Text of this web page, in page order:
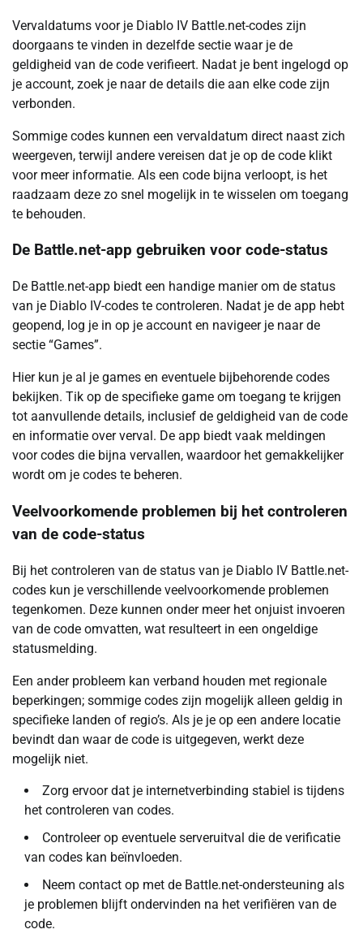
Vervaldatums voor je Diablo IV Battle.net-codes zijn
doorgaans te vinden in dezelfde sectie waar je de
geldigheid van de code verifieert. Nadat je bent ingelogd op
je account, zoek je naar de details die aan elke code zijn
verbonden.
Sommige codes kunnen een vervaldatum direct naast zich
weergeven, terwijl andere vereisen dat je op de code klikt
voor meer informatie. Als een code bijna verloopt, is het
raadzaam deze zo snel mogelijk in te wisselen om toegang
te behouden.
De Battle.net-app gebruiken voor code-status
De Battle.net-app biedt een handige manier om de status
van je Diablo IV-codes te controleren. Nadat je de app hebt
geopend, log je in op je account en navigeer je naar de
sectie “Games”.
Hier kun je al je games en eventuele bijbehorende codes
bekijken. Tik op de specifieke game om toegang te krijgen
tot aanvullende details, inclusief de geldigheid van de code
en informatie over verval. De app biedt vaak meldingen
voor codes die bijna vervallen, waardoor het gemakkelijker
wordt om je codes te beheren.
Veelvoorkomende problemen bij het controleren
van de code-status
Bij het controleren van de status van je Diablo IV Battle.net-
codes kun je verschillende veelvoorkomende problemen
tegenkomen. Deze kunnen onder meer het onjuist invoeren
van de code omvatten, wat resulteert in een ongeldige
statusmelding.
Een ander probleem kan verband houden met regionale
beperkingen; sommige codes zijn mogelijk alleen geldig in
specifieke landen of regio’s. Als je je op een andere locatie
bevindt dan waar de code is uitgegeven, werkt deze
mogelijk niet.
Zorg ervoor dat je internetverbinding stabiel is tijdens
het controleren van codes.
Controleer op eventuele serveruitval die de verificatie
van codes kan beïnvloeden.
Neem contact op met de Battle.net-ondersteuning als
je problemen blijft ondervinden na het verifiëren van de
code.